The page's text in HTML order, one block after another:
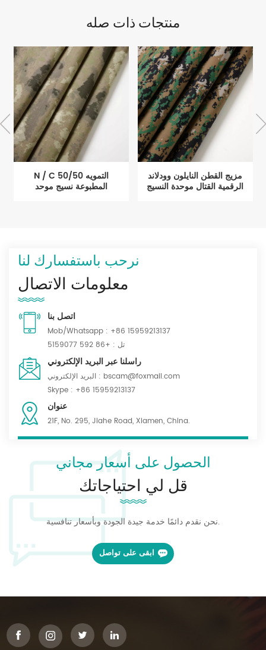
منتجات ذات صله
N / C 50/50 التمويه
المطبوعة نسيج موحد
مزيج القطن النايلون وودلاند
الرقمية القتال موحدة النسيج
نرحب باستفسارك لنا
معلومات الاتصال
اتصل بنا
Mob/Whatsapp : +86 15959213137
تل : +86 592 5159077
راسلنا عبر البريد الإلكتروني
البريد الإلكتروني : bscam@foxmail.com
Skype : +86 15959213137
عنوان
21F, No. 295, Jiahe Road, Xiamen, China.
الحصول على أسعار مجاني
قل لي احتياجاتك
نحن نقدم دائمًا خدمة جيدة الجودة وبأسعار تنافسية.
ابقى على تواصل